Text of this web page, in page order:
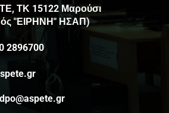
ΤΚ 15122 Μαρούσι
"ΕΙΡΗΝΗ" ΗΣΑΠ)
2896700